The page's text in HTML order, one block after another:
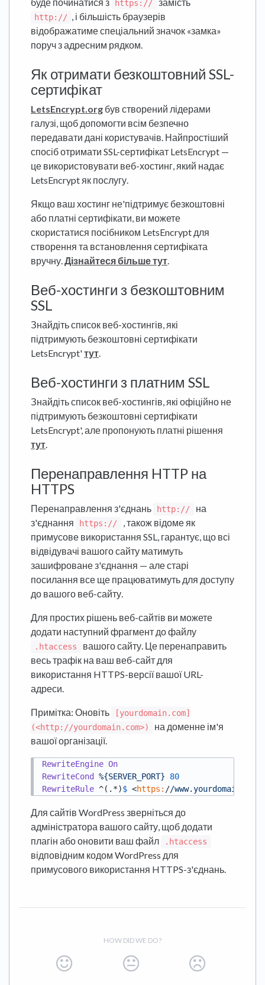
https://
http:// , і більшість браузерів
відображатиме спеціальний значок «замка»
поруч з адресним рядком.
Як отримати безкоштовний SSL-
сертифікат
LetsEncrypt.org був створений лідерами
галузі, щоб допомогти всім безпечно
передавати дані користувачів. Найпростіший
спосіб отримати SSL-сертифікат LetsEncrypt —
це використовувати веб-хостинг, який надає
LetsEncrypt як послугу.
Якщо ваш хостинг не'підтримує безкоштовні
або платні сертифікати, ви можете
скористатися посібником LetsEncrypt для
створення та встановлення сертифіката
вручну.Дізнайтеся більше тут.
Веб-хостинги з безкоштовним
SSL
Знайдіть список веб-хостингів, які
підтримують безкоштовні сертифікати
LetsEncrypt'тут.
Веб-хостинги з платним SSL
Знайдіть список веб-хостингів, які офіційно не
підтримують безкоштовні сертифікати
LetsEncrypt', але пропонують платні рішення
тут.
Перенаправлення HTTP на
HTTPS
Перенаправлення з'єднань http://
на
з'єднання
https://
, також відоме як
примусове використання SSL, гарантує, що всі
відвідувачі вашого сайту матимуть
зашифроване з'єднання — але старі
посилання все ще працюватимуть для доступу
до вашого веб-сайту.
Для простих рішень веб-сайтів ви можете
додати наступний фрагмент до файлу
.htaccess
вашого сайту. Це перенаправить
весь трафік на ваш веб-сайт для
використання HTTPS-версії вашої URL-
адреси.
Примітка: Оновіть
[yourdomain.com]
(<http://yourdomain.com>)
на доменне ім'я
вашої організації.
RewriteEngine On
RewriteCond
%{SERVER_PORT}
80
RewriteRule ^(.*)$ <https: //www.yourdomain.com/
Для сайтів WordPress зверніться до
адміністратора вашого сайту, щоб додати
плагін або оновити ваш файл
.htaccess
відповідним кодом WordPress для
примусового використання HTTPS-з'єднань.
HOW DID WE DO?